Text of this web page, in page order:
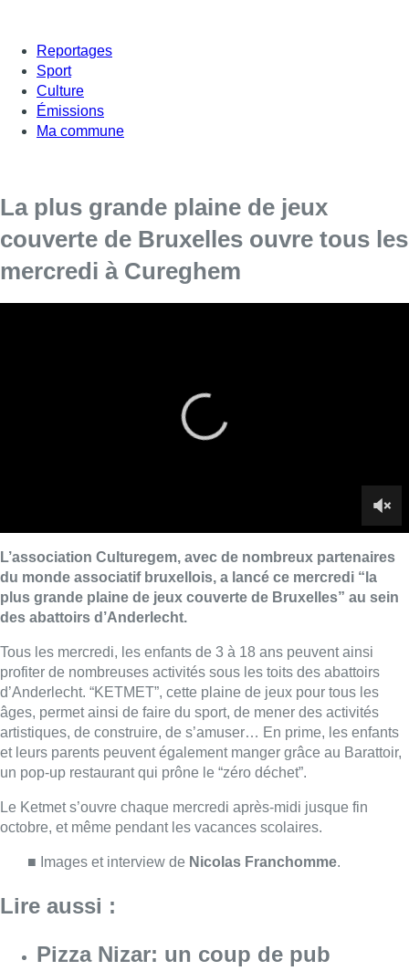
Reportages
Sport
Culture
Émissions
Ma commune
La plus grande plaine de jeux
couverte de Bruxelles ouvre tous les
mercredi à Cureghem
Tous les mercredi, les enfants de 3 à 18 ans peuvent ainsi
profiter de nombreuses activités sous les toits des abattoirs
artistiques, de construire, de s’amuser… En prime, les enfants
et leurs parents peuvent également manger grâce au Barattoir,
Le Ketmet s’ouvre chaque mercredi après-midi jusque fin
octobre, et même pendant les vacances scolaires.
■ Images et interview de
Lire aussi :
Pizza Nizar: un coup de pub
inattendu grâce à l’IA